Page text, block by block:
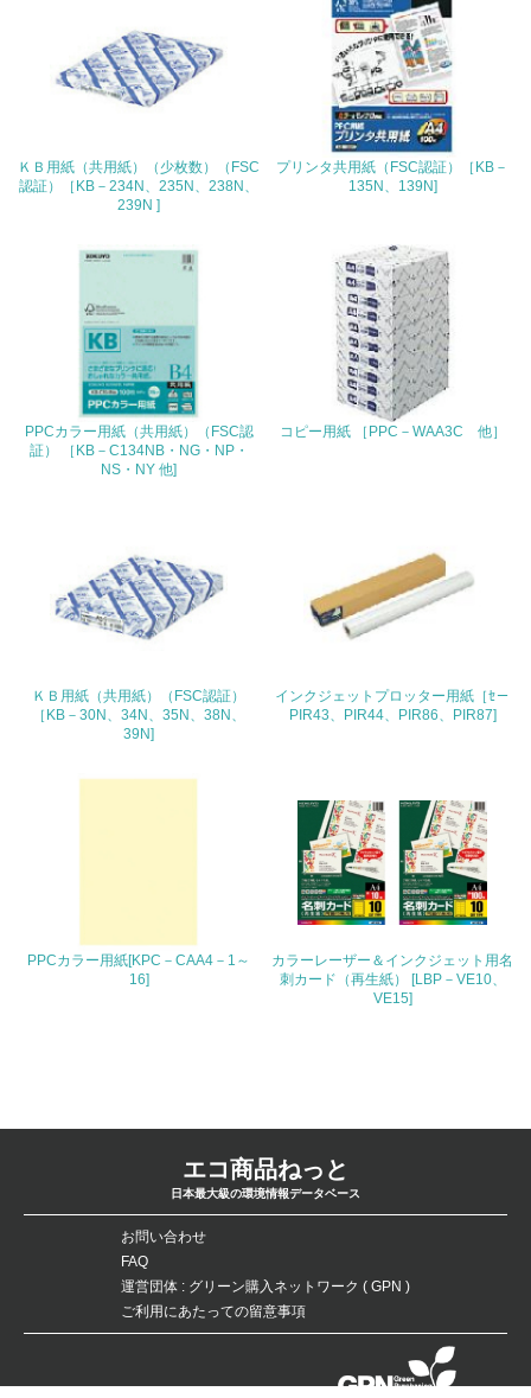
事業者属性
文具事務用品の製造販売
単体2,214名、連結6,961名
問合せ先
0120-201594
用、低白色度化への取り組み、についても製品特性を考慮しつつ、具体的
に製品への展開をはかっております。
製造段階における配慮
ＰＰＣ用紙の包装紙は、離解性包装紙を使用して、リサイクルの阻害要因
を 小さくなるような商品づくりを進めています。
ＫＢ用紙（共用紙）（少枚数）（FSC
認証）［KB－234N、235N、238N、
239N ]
プリンタ共用紙（FSC認証）［KB－
135N、139N]
PPCカラー用紙（共用紙）（FSC認
証） ［KB－C134NB・NG・NP・
NS・NY 他]
コピー用紙 ［PPC－WAA3C 他］
ＫＢ用紙（共用紙）（FSC認証）
［KB－30N、34N、35N、38N、
39N]
インクジェットプロッター用紙［ｾ－
PIR43、PIR44、PIR86、PIR87]
PPCカラー用紙[KPC－CAA4－1～
16]
カラーレーザー＆インクジェット用名
刺カード（再生紙） [LBP－VE10、
VE15]
エコ商品ねっと
日本最大級の環境情報データベース
お問い合わせ
FAQ
運営団体 : グリーン購入ネットワーク ( GPN )
ご利用にあたっての留意事項